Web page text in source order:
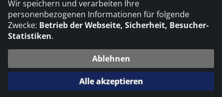
© 2026 DVS Media GmbH
Datenschutzeinstellungen
Wir speichern und verarbeiten Ihre
personenbezogenen Informationen für folgende
Zwecke: Betrieb der Webseite, Sicherheit, Besucher-
Statistiken.
Ablehnen
Alle akzeptieren